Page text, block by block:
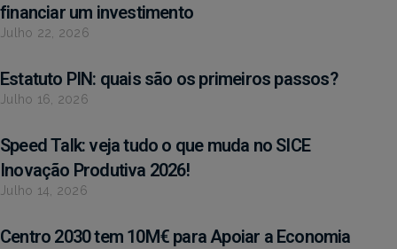
financiar um investimento
Julho 22, 2026
Estatuto PIN: quais são os primeiros passos?
Julho 16, 2026
Speed Talk: veja tudo o que muda no SICE
Inovação Produtiva 2026!
Julho 14, 2026
Centro 2030 tem 10M€ para Apoiar a Economia